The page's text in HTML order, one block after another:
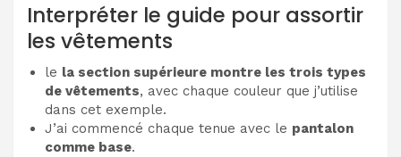
Interpréter le guide pour assortir
les vêtements
le la section supérieure montre les trois types
de vêtements, avec chaque couleur que j’utilise
dans cet exemple.
J’ai commencé chaque tenue avec le pantalon
comme base.